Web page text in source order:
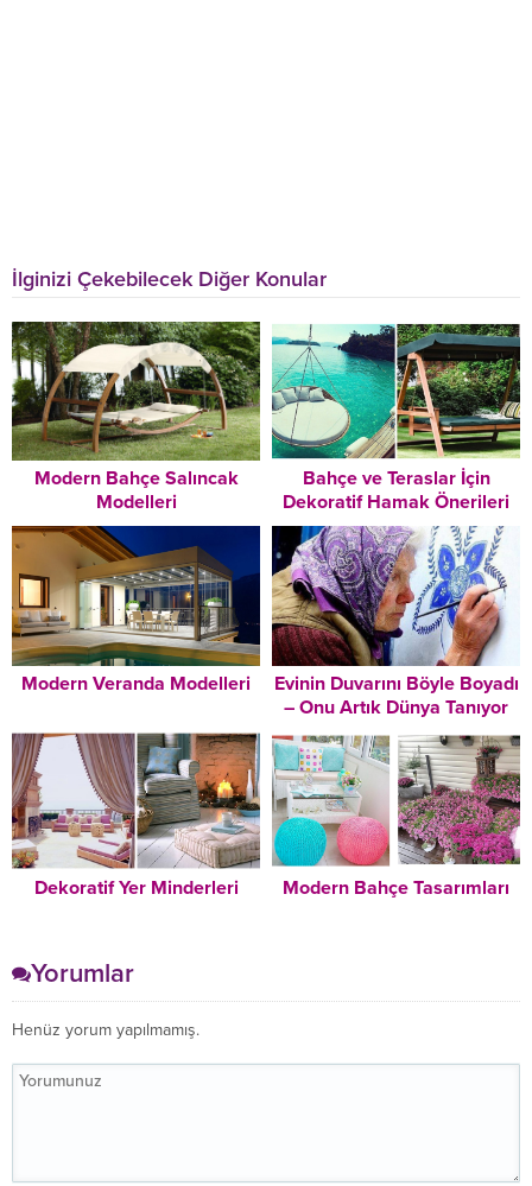
İlginizi Çekebilecek Diğer Konular
Modern Bahçe Salıncak
Modelleri
Bahçe ve Teraslar İçin
Dekoratif Hamak Önerileri
Modern Veranda Modelleri
Evinin Duvarını Böyle Boyadı
– Onu Artık Dünya Tanıyor
Dekoratif Yer Minderleri Modern Bahçe Tasarımları
Yorumlar
Henüz yorum yapılmamış.